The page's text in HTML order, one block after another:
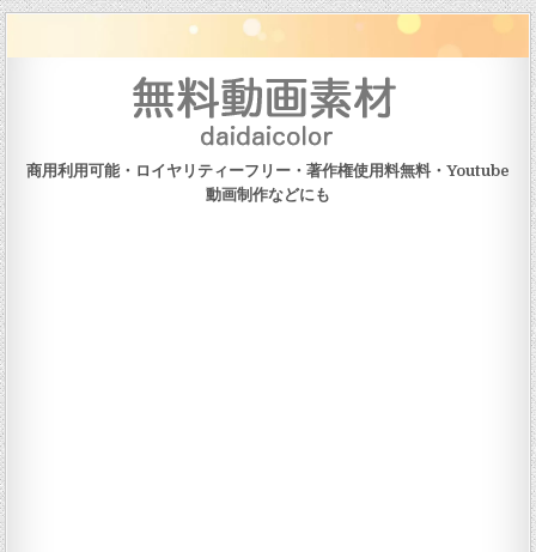
Skip to content
商用利用可能・ロイヤリティーフリー・著作権使用料無料・Youtube
動画制作などにも